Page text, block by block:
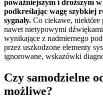
poważniejszym i droższym
podkreślając wagę szybkiej
sygnały. Co ciekawe,
nawet nietypowymi
wynikające z nadmiernego
przez uszkodzone elementy
ignorowane, wskazówki
Czy samodzielne
możliwe?